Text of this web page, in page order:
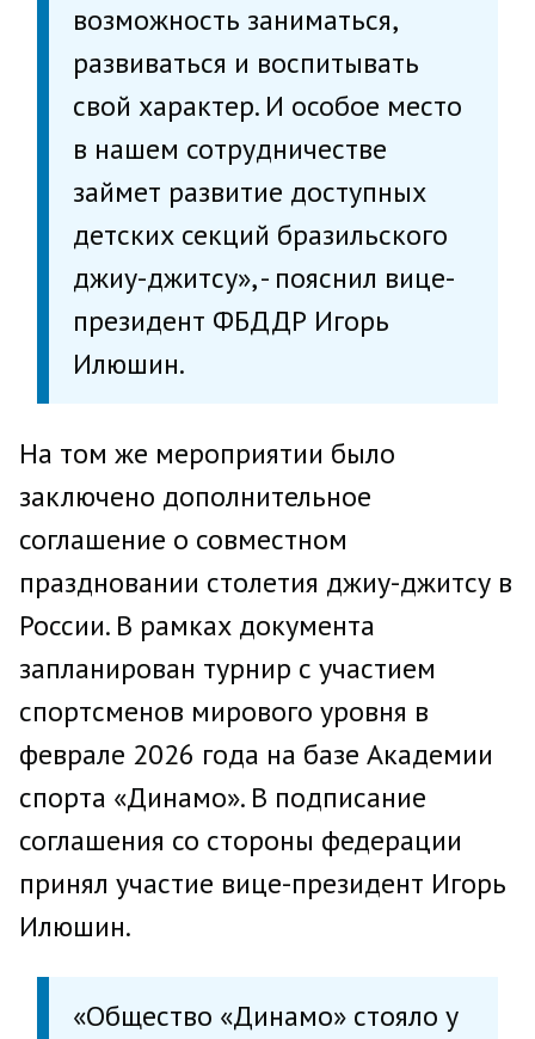
возможность заниматься,
развиваться и воспитывать
свой характер. И особое место
в нашем сотрудничестве
займет развитие доступных
детских секций бразильского
джиу-джитсу», - пояснил вице-
президент ФБДДР Игорь
Илюшин.
На том же мероприятии было
заключено дополнительное
соглашение о совместном
праздновании столетия джиу-джитсу в
России. В рамках документа
запланирован турнир с участием
спортсменов мирового уровня в
феврале 2026 года на базе Академии
спорта «Динамо». В подписание
соглашения со стороны федерации
принял участие вице-президент Игорь
Илюшин.
«Общество «Динамо» стояло у